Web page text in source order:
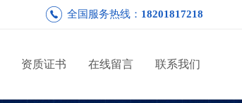
全国服务热线： 18201817218
资质证书 在线留言 联系我们